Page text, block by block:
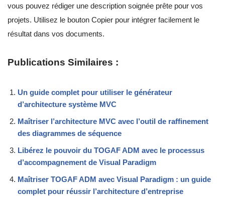
vous pouvez rédiger une description soignée prête pour vos
projets. Utilisez le bouton Copier pour intégrer facilement le
résultat dans vos documents.
Publications Similaires :
Un guide complet pour utiliser le générateur
d’architecture système MVC
Maîtriser l’architecture MVC avec l’outil de raffinement
des diagrammes de séquence
Libérez le pouvoir du TOGAF ADM avec le processus
d’accompagnement de Visual Paradigm
Maîtriser TOGAF ADM avec Visual Paradigm : un guide
complet pour réussir l’architecture d’entreprise